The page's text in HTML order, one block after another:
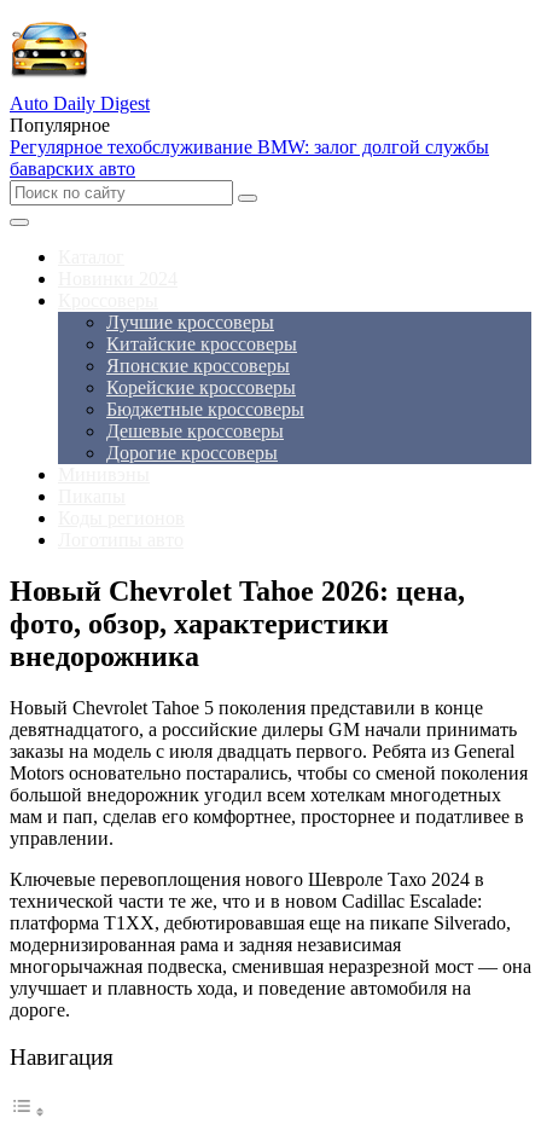
Auto Daily Digest
Популярное
Регулярное техобслуживание BMW: залог долгой службы
баварских авто
Лучшие кроссоверы
Китайские кроссоверы
Японские кроссоверы
Корейские кроссоверы
Бюджетные кроссоверы
Дешевые кроссоверы
Дорогие кроссоверы
Новый Chevrolet Tahoe 2026: цена,
фото, обзор, характеристики
внедорожника
Новый Chevrolet Tahoe 5 поколения представили в конце
девятнадцатого, а российские дилеры GM начали принимать
заказы на модель с июля двадцать первого. Ребята из General
Motors основательно постарались, чтобы со сменой поколения
большой внедорожник угодил всем хотелкам многодетных
мам и пап, сделав его комфортнее, просторнее и податливее в
управлении.
Ключевые перевоплощения нового Шевроле Тахо 2024 в
технической части те же, что и в новом Cadillac Escalade:
платформа Т1XX, дебютировавшая еще на пикапе Silverado,
модернизированная рама и задняя независимая
многорычажная подвеска, сменившая неразрезной мост — она
улучшает и плавность хода, и поведение автомобиля на
дороге.
Навигация